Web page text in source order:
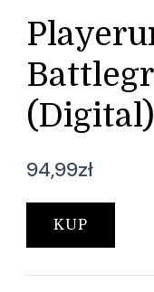
(Digital)
94,99zł
KUP